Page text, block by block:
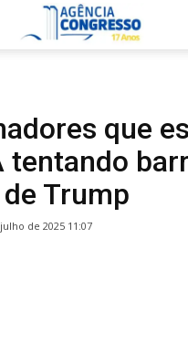
que
tentando
Trump
de 2025 11:07